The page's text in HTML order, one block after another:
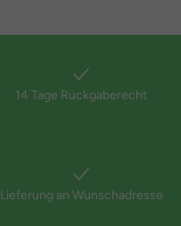
14 Tage Rückgaberecht
Lieferung an Wunschadresse